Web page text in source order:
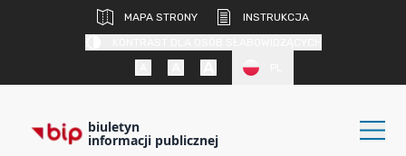
MAPA STRONY
INSTRUKCJA
biuletyn
informacji publicznej